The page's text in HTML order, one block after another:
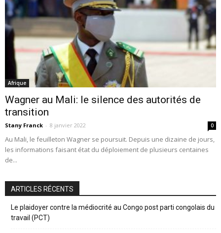
Afrique
Wagner au Mali: le silence des autorités de
transition
Stany Franck - 8 janvier 2022 0
Au Mali, le feuilleton Wagner se poursuit. Depuis une dizaine de jours,
les informations faisant état du déploiement de plusieurs centaines
de...
ARTICLES RÉCENTS
Le plaidoyer contre la médiocrité au Congo post parti congolais du
travail (PCT)